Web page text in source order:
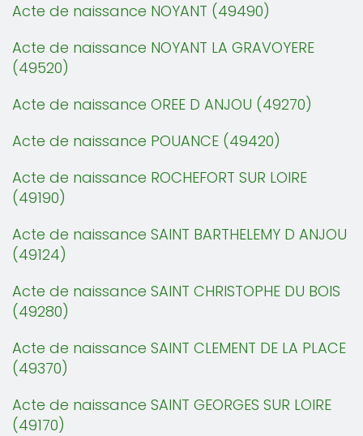
Acte de naissance NOYANT (49490)
Acte de naissance NOYANT LA GRAVOYERE
(49520)
Acte de naissance OREE D ANJOU (49270)
Acte de naissance POUANCE (49420)
Acte de naissance ROCHEFORT SUR LOIRE
(49190)
Acte de naissance SAINT BARTHELEMY D ANJOU
(49124)
Acte de naissance SAINT CHRISTOPHE DU BOIS
(49280)
Acte de naissance SAINT CLEMENT DE LA PLACE
(49370)
Acte de naissance SAINT GEORGES SUR LOIRE
(49170)